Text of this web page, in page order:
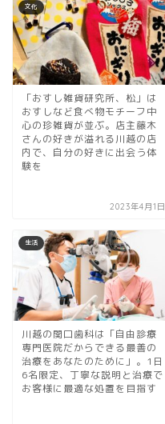
文化
「おすし雑貨研究所、松」は
おすしなど食べ物モチーフ中
心の珍雑貨が並ぶ。店主藤木
さんの好きが溢れる川越の店
内で、自分の好きに出会う体
験を
2023年4月1日
生活
川越の関口歯科は「自由診療
専門医院だからできる最善の
治療をあなたのために」。1日
6名限定、丁寧な説明と治療で
お客様に最適な処置を目指す